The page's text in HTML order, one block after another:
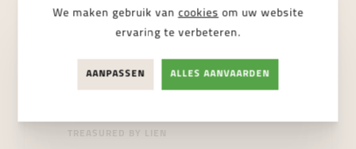
TREASURED BY LIEN
We maken gebruik van cookies om uw website
ervaring te verbeteren.
AANPASSEN ALLES AANVAARDEN